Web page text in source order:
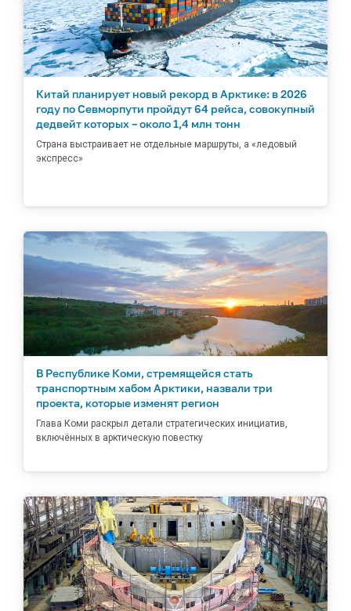
Китай планирует новый рекорд в Арктике: в 2026
году по Севморпути пройдут 64 рейса, совокупный
дедвейт которых – около 1,4 млн тонн
Страна выстраивает не отдельные маршруты, а «ледовый
экспресс»
В Республике Коми, стремящейся стать
транспортным хабом Арктики, назвали три
проекта, которые изменят регион
Глава Коми раскрыл детали стратегических инициатив,
включённых в арктическую повестку